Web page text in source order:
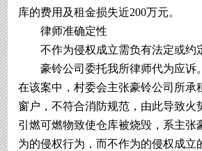
库的费用及租金损失近200万元。
律师准确定性
不作为侵权成立需负有法定或约
豪铃公司委托我所律师代为应诉
在该案中，村委会主张豪铃公司所承
窗户，不符合消防规范，由此导致火
引燃可燃物致使仓库被烧毁，系主张
为的侵权行为，而不作为的侵权成立